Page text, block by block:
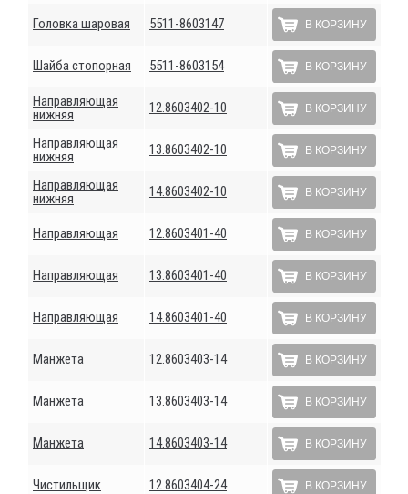
Головка шаровая 5511-8603147 В КОРЗИНУ
Шайба стопорная 5511-8603154 В КОРЗИНУ
Направляющая
нижняя
12.8603402-10 В КОРЗИНУ
Направляющая
нижняя
13.8603402-10 В КОРЗИНУ
Направляющая
нижняя
14.8603402-10 В КОРЗИНУ
Направляющая 12.8603401-40 В КОРЗИНУ
Направляющая 13.8603401-40 В КОРЗИНУ
Направляющая 14.8603401-40 В КОРЗИНУ
Манжета 12.8603403-14 В КОРЗИНУ
Манжета 13.8603403-14 В КОРЗИНУ
Манжета 14.8603403-14 В КОРЗИНУ
Чистильщик 12.8603404-24 В КОРЗИНУ